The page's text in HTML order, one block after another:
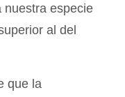
nuestra especie
al del
que la